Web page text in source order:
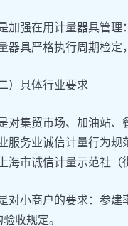
加强在用计量器具管理
器具严格执行周期检定
二）具体行业要求
对集贸市场、加油站、
服务业诚信计量行为规
海市诚信计量示范社（
对小商户的要求：参建
收规定。